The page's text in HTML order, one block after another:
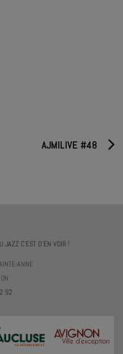
AJMILIVE #48
JAZZ C'EST D'EN VOIR !
ANNE
92